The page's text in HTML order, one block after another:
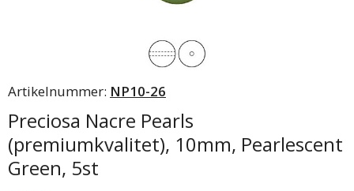
Artikelnummer: NP10-26
Preciosa Nacre Pearls
(premiumkvalitet), 10mm, Pearlescent
Green, 5st